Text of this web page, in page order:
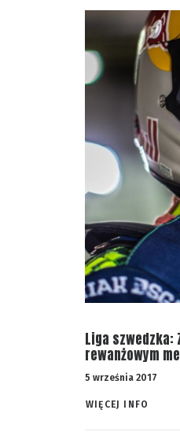
Liga
rewanżowym
5 września 2017
WIĘCEJ INFO